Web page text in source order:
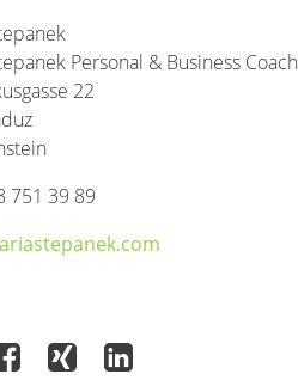
Personal & Business Coach
22
751 39 89